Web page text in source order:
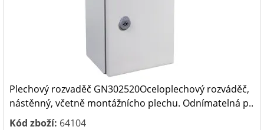
Plechový rozvaděč GN302520Oceloplechový rozváděč,
nástěnný, včetně montážnícho plechu. Odnímatelná p..
Kód zboží: 64104